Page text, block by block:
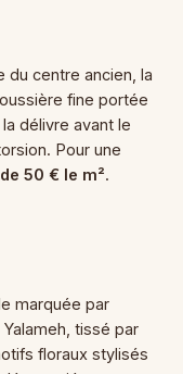
du centre ancien, la
fine portée
délivre avant le
Pour une
50 € le m².
marquée par
tissé par
floraux stylisés